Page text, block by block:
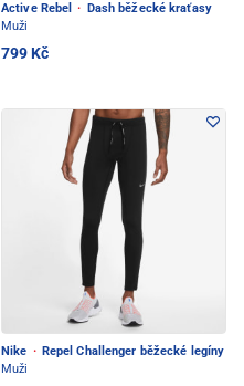
Active Rebel ·
Dash běžecké kraťasy
Muži
799 Kč
Nike · Repel Challenger běžecké legíny
Muži